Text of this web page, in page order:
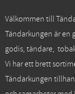
Välkommen till
Tändarkungen är en
godis, tändare,
Vi har ett brett
Tändarkungen